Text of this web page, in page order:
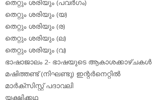
തെറ്റും ശരിയും (പവര്‍ഗം)
തെറ്റും ശരിയും (യ)
തെറ്റും ശരിയും (ര)
തെറ്റും ശരിയും (ല)
തെറ്റും ശരിയും (വ)
ഭാഷാജാലം 2- ഭാഷയുടെ ആകാശക്കാഴ്ചകള്‍
മഷിത്തണ്ട് (നിഘണ്ടു) ഇന്റര്‍നെറ്റില്‍
മാര്‍ക്‌സിസ്റ്റ് പദാവലി
യക്ഷിക്കഥ